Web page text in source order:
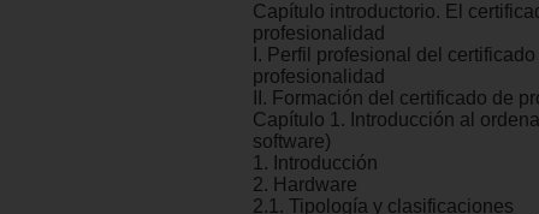
Capítulo introductorio. El
profesionalidad
I. Perfil profesional del
profesionalidad
II. Formación del certificado de
Capítulo 1. Introducción al
software)
1. Introducción
2. Hardware
2.1. Tipología y clasificaciones